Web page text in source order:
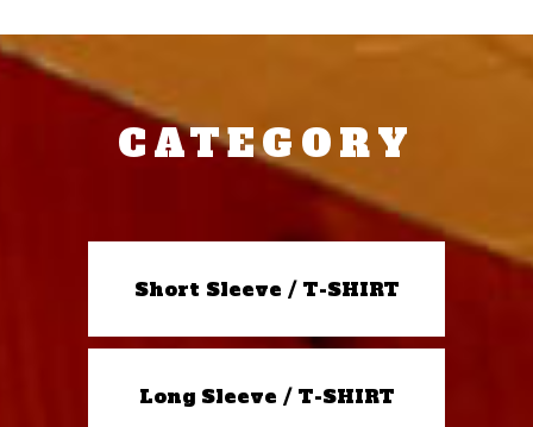
CATEGORY
Short Sleeve / T-SHIRT
Long Sleeve / T-SHIRT